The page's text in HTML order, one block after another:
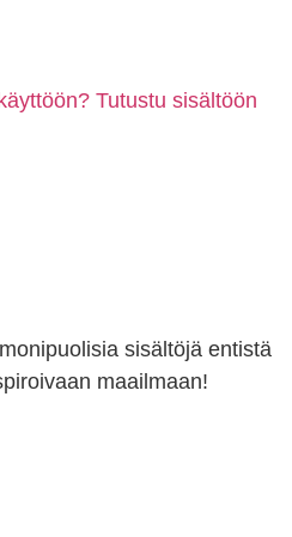
Tutustu sisältöön
sisältöjä entistä
maailmaan!